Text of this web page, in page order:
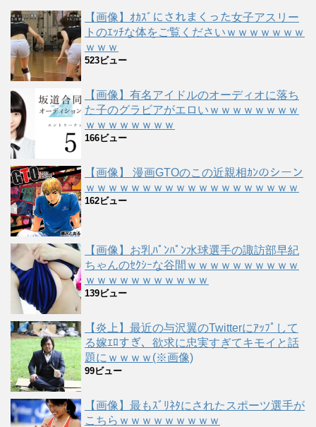
【画像】ｵｶｽﾞにされまくった女子アスリー
トのｴｯﾁな体をご覧くださいｗｗｗｗｗｗｗ
ｗｗｗ
523ビュー
【画像】有名アイドルのオーディオに落ち
た子のグラビアがエロいｗｗｗｗｗｗｗｗ
ｗｗｗｗｗｗｗｗ
166ビュー
【画像】 漫画GTOのこの近親相ｶﾝのシーン
ｗｗｗｗｗｗｗｗｗｗｗｗｗｗｗｗｗｗｗ
162ビュー
【画像】お乳ﾊﾟﾝﾊﾟﾝ水球選手の諏訪部早紀
ちゃんのｾｸｼｰな谷間ｗｗｗｗｗｗｗｗｗｗ
ｗｗｗｗｗｗｗｗｗｗｗ
139ビュー
【炎上】最近の与沢翼のTwitterにｱｯﾌﾟして
る嫁ｴﾛすぎ、欲求に忠実すぎてキモイと話
題にｗｗｗｗ(※画像)
99ビュー
【画像】最もｽﾞﾘﾈﾀにされたスポーツ選手が
こちらｗｗｗｗｗｗｗｗｗ